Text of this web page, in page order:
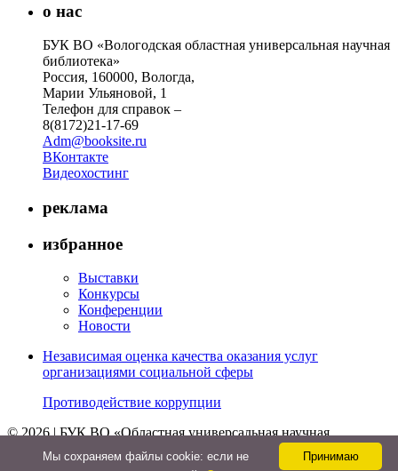
о нас
БУК ВО «Вологодская областная универсальная научная
библиотека»
Россия, 160000, Вологда,
Марии Ульяновой, 1
Телефон для справок –
8(8172)21-17-69
Adm@booksite.ru
ВКонтакте
Видеохостинг
реклама
избранное
Выставки
Конкурсы
Конференции
Новости
Независимая оценка качества оказания услуг
организациями социальной сферы
Противодействие коррупции
© 2026 | БУК ВО «Областная универсальная научная
библиотека»
Принимаю
Мы cохраняем файлы cookie: если не